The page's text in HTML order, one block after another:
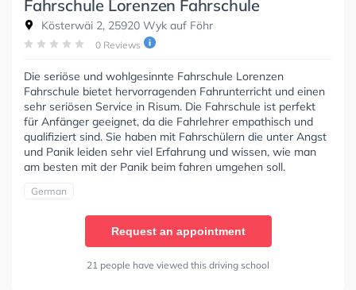
Fahrschule Lorenzen Fahrschule
Kösterwäi 2, 25920 Wyk auf Föhr
0 Reviews
Die seriöse und wohlgesinnte Fahrschule Lorenzen
Fahrschule bietet hervorragenden Fahrunterricht und einen
sehr seriösen Service in Risum. Die Fahrschule ist perfekt
für Anfänger geeignet, da die Fahrlehrer empathisch und
qualifiziert sind. Sie haben mit Fahrschülern die unter Angst
und Panik leiden sehr viel Erfahrung und wissen, wie man
am besten mit der Panik beim fahren umgehen soll.
German
Request an appointment
21 people have viewed this driving school